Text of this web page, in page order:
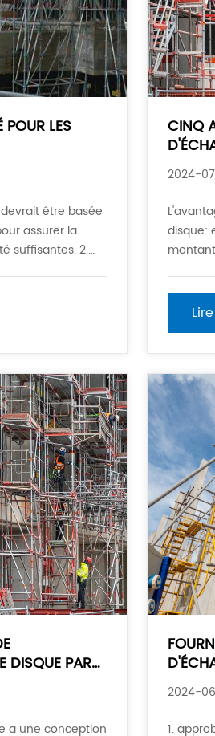
POUR LES
être basée
assurer la
suffisantes. 2.
garde-corps
de l'utilisation
CINQ
2024-
disque:
tige
DISQUE PAR
DE TYPE
a une conception
VOUS
2024-
1.